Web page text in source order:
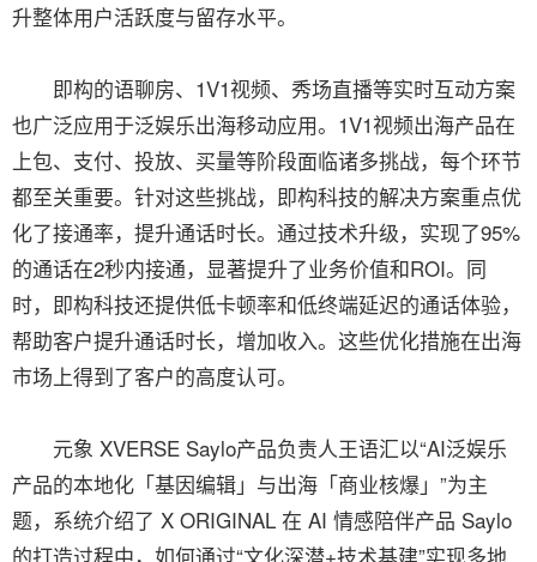
升整体用户活跃度与留存水平。
即构的语聊房、1V1视频、秀场直播等实时互动方案
也广泛应用于泛娱乐出海移动应用。1V1视频出海产品在
上包、支付、投放、买量等阶段面临诸多挑战，每个环节
都至关重要。针对这些挑战，即构科技的解决方案重点优
化了接通率，提升通话时长。通过技术升级，实现了95%
的通话在2秒内接通，显著提升了业务价值和ROI。同
时，即构科技还提供低卡顿率和低终端延迟的通话体验，
帮助客户提升通话时长，增加收入。这些优化措施在出海
市场上得到了客户的高度认可。
元象 XVERSE Saylo产品负责人王语汇以“AI泛娱乐
产品的本地化「基因编辑」与出海「商业核爆」”为主
题，系统介绍了 X ORIGINAL 在 AI 情感陪伴产品 Saylo
的打造过程中，如何通过“文化深潜+技术基建”实现多地